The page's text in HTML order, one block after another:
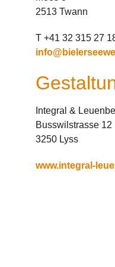
2513 Twann
T +41 32 315 27
Integral &
Busswilstrasse 12
3250 Lyss
www.integral-